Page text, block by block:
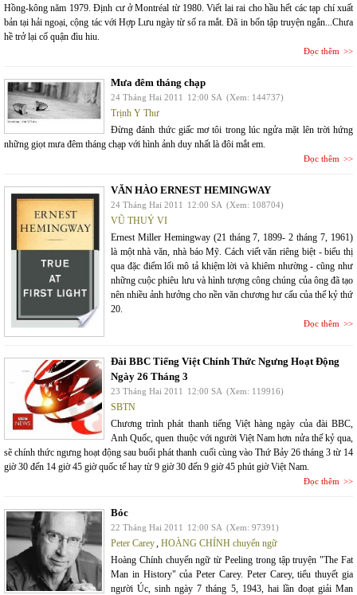
Hồng-kông năm 1979. Định cư ở Montréal từ 1980. Viết lai rai cho hầu hết các tạp chí xuất
bản tại hải ngoại, cộng tác với Hợp Lưu ngày từ số ra mắt. Đã in bốn tập truyện ngắn...Chưa
hề trở lại cố quận đìu hiu.
Đọc thêm
Mưa đêm tháng chạp
24 Tháng Hai 2011 12:00 SA (Xem: 144737)
Trịnh Y Thư
Đừng đánh thức giấc mơ tôi trong lúc ngửa mặt lên trời hứng
những giọt mưa đêm tháng chạp với hình ảnh duy nhất là đôi mắt em.
Đọc thêm
VĂN HÀO ERNEST HEMINGWAY
24 Tháng Hai 2011 12:00 SA (Xem: 108704)
VŨ THUÝ VI
Ernest Miller Hemingway (21 tháng 7, 1899- 2 tháng 7, 1961)
là một nhà văn, nhà báo Mỹ. Cách viết văn riêng biệt - biểu thị
qua đặc điểm lối mô tả khiệm lời và khiêm nhường - cũng như
những cuộc phiêu lưu và hình tượng công chúng của ông đã tạo
nên nhiều ảnh hưởng cho nền văn chương hư cấu của thế kỷ thứ
20.
Đọc thêm
Đài BBC Tiếng Việt Chính Thức Ngưng Hoạt Động
Ngày 26 Tháng 3
23 Tháng Hai 2011 12:00 SA (Xem: 119916)
SBTN
Chương trình phát thanh tiếng Việt hàng ngày của đài BBC,
Anh Quốc, quen thuộc với người Việt Nam hơn nửa thế kỷ qua,
sẽ chính thức ngưng hoạt động sau buổi phát thanh cuối cùng vào Thứ Bảy 26 tháng 3 từ 14
giờ 30 đến 14 giờ 45 giờ quốc tế hay từ 9 giờ 30 đến 9 giờ 45 phút giờ Việt Nam.
Đọc thêm
Bóc
22 Tháng Hai 2011 12:00 SA (Xem: 97391)
Peter Carey, HOÀNG CHÍNH chuyển ngữ
Hoàng Chính chuyển ngữ từ Peeling trong tập truyện "The Fat
Man in History" của Peter Carey. Peter Carey, tiểu thuyết gia
người Úc, sinh ngày 7 tháng 5, 1943, hai lần đoạt giải Man